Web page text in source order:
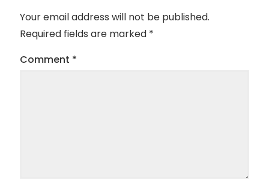
Your email address will not be published.
Required fields are marked *
Comment *